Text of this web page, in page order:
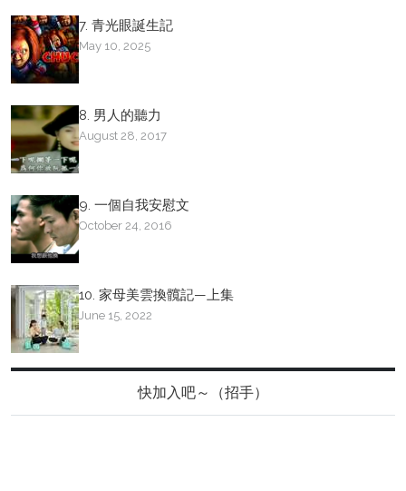
7. 青光眼誕生記
May 10, 2025
8. 男人的聽力
August 28, 2017
9. 一個自我安慰文
October 24, 2016
10. 家母美雲換髖記—上集
June 15, 2022
快加入吧～（招手）